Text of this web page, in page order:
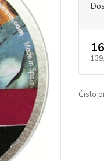
Číslo